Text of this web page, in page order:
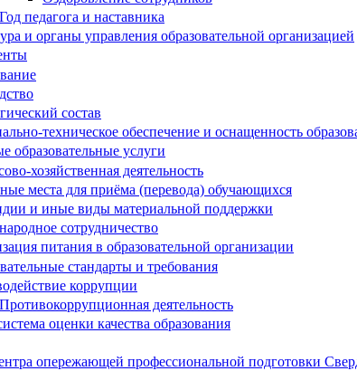
Год педагога и наставника
и органы управления образовательной организацией
состав
техническое обеспечение и оснащенность
образовательные услуги
хозяйственная деятельность
места для приёма (перевода) обучающихся
и иные виды материальной поддержки
сотрудничество
питания в образовательной организации
стандарты и требования
коррупции
Противокоррупционная деятельность
оценки качества образования
опережающей профессиональной подготовки